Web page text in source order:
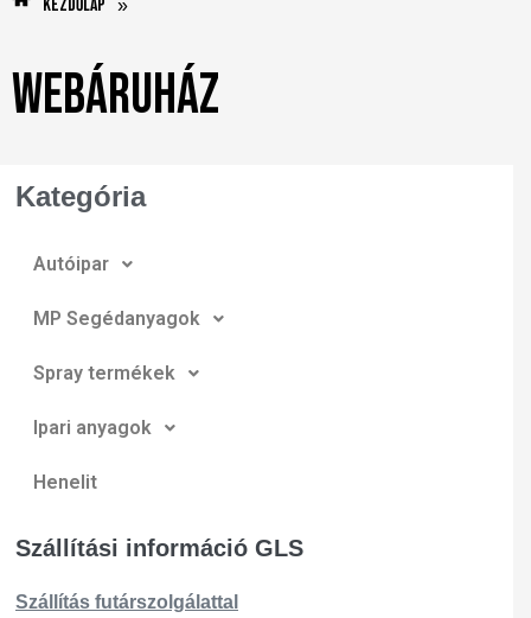
Kezdőlap »
Webáruház
Kategória
Autóipar
MP Segédanyagok
Spray termékek
Ipari anyagok
Henelit
Szállítási információ GLS
Szállítás futárszo lgálattal